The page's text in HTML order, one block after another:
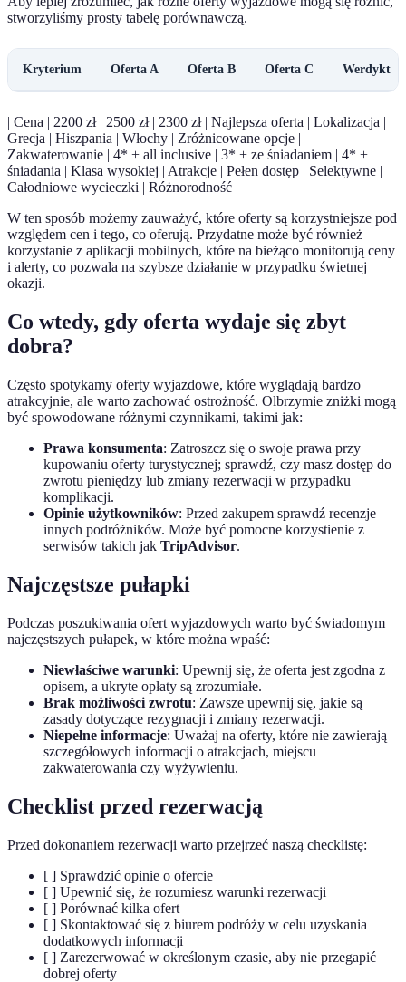
stworzyliśmy prosty tabelę porównawczą.
Kryterium Oferta A Oferta B Oferta C Werdykt
| Cena | 2200 zł | 2500 zł | 2300 zł | Najlepsza oferta | Lokalizacja |
Grecja | Hiszpania | Włochy | Zróżnicowane opcje |
Zakwaterowanie | 4* + all inclusive | 3* + ze śniadaniem | 4* +
śniadania | Klasa wysokiej | Atrakcje | Pełen dostęp | Selektywne |
Całodniowe wycieczki | Różnorodność
W ten sposób możemy zauważyć, które oferty są korzystniejsze pod
względem cen i tego, co oferują. Przydatne może być również
korzystanie z aplikacji mobilnych, które na bieżąco monitorują ceny
i alerty, co pozwala na szybsze działanie w przypadku świetnej
okazji.
Co wtedy, gdy oferta wydaje się zbyt
dobra?
Często spotykamy oferty wyjazdowe, które wyglądają bardzo
atrakcyjnie, ale warto zachować ostrożność. Olbrzymie zniżki mogą
być spowodowane różnymi czynnikami, takimi jak:
Prawa konsumenta: Zatroszcz się o swoje prawa przy
kupowaniu oferty turystycznej; sprawdź, czy masz dostęp do
zwrotu pieniędzy lub zmiany rezerwacji w przypadku
komplikacji.
Opinie użytkowników: Przed zakupem sprawdź recenzje
innych podróżników. Może być pomocne korzystienie z
serwisów takich jak TripAdvisor.
Najczęstsze pułapki
Podczas poszukiwania ofert wyjazdowych warto być świadomym
najczęstszych pułapek, w które można wpaść:
Niewłaściwe warunki: Upewnij się, że oferta jest zgodna z
opisem, a ukryte opłaty są zrozumiałe.
Brak możliwości zwrotu: Zawsze upewnij się, jakie są
zasady dotyczące rezygnacji i zmiany rezerwacji.
Niepełne informacje: Uważaj na oferty, które nie zawierają
szczegółowych informacji o atrakcjach, miejscu
zakwaterowania czy wyżywieniu.
Checklist przed rezerwacją
Przed dokonaniem rezerwacji warto przejrzeć naszą checklistę:
[ ] Sprawdzić opinie o ofercie
[ ] Upewnić się, że rozumiesz warunki rezerwacji
[ ] Porównać kilka ofert
[ ] Skontaktować się z biurem podróży w celu uzyskania
dodatkowych informacji
[ ] Zarezerwować w określonym czasie, aby nie przegapić
dobrej oferty